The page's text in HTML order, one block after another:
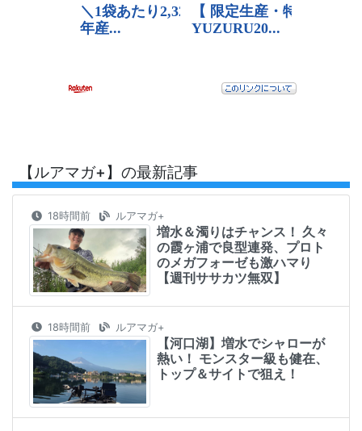
【ルアマガ+】の最新記事
18時間前 ルアマガ+
増水＆濁りはチャンス！ 久々
の霞ヶ浦で良型連発、プロト
のメガフォーゼも激ハマり
【週刊ササカツ無双】
18時間前 ルアマガ+
【河口湖】増水でシャローが
熱い！ モンスター級も健在、
トップ＆サイトで狙え！